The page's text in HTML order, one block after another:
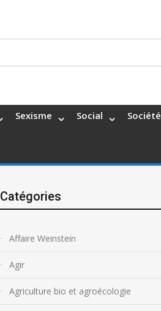
Sexisme Social Société
Catégories
Affaire Weinstein
Agir
Agriculture bio et agroécologie